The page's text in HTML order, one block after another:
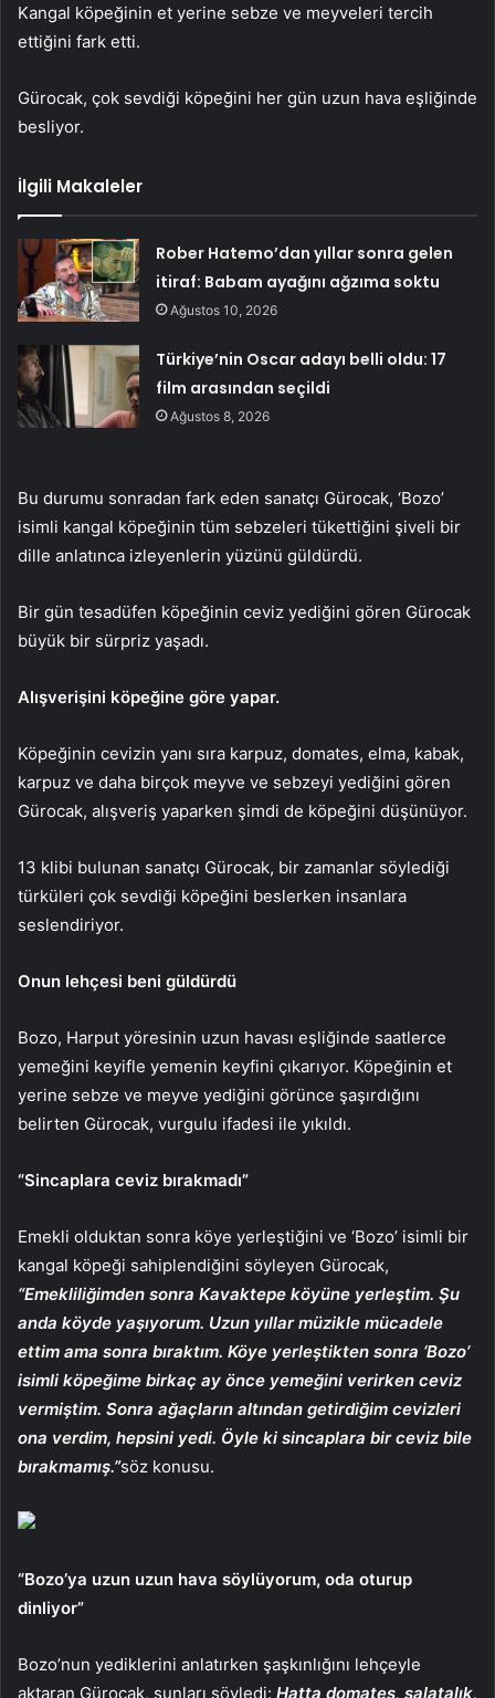
Kangal köpeğinin et yerine sebze ve meyveleri tercih
ettiğini fark etti.
Gürocak, çok sevdiği köpeğini her gün uzun hava eşliğinde
besliyor.
İlgili Makaleler
Rober Hatemo’dan yıllar sonra gelen
itiraf: Babam ayağını ağzıma soktu
Ağustos 10, 2026
Türkiye’nin Oscar adayı belli oldu: 17
film arasından seçildi
Ağustos 8, 2026
Bu durumu sonradan fark eden sanatçı Gürocak, ‘Bozo’
isimli kangal köpeğinin tüm sebzeleri tükettiğini şiveli bir
dille anlatınca izleyenlerin yüzünü güldürdü.
Bir gün tesadüfen köpeğinin ceviz yediğini gören Gürocak
büyük bir sürpriz yaşadı.
Alışverişini köpeğine göre yapar.
Köpeğinin cevizin yanı sıra karpuz, domates, elma, kabak,
karpuz ve daha birçok meyve ve sebzeyi yediğini gören
Gürocak, alışveriş yaparken şimdi de köpeğini düşünüyor.
13 klibi bulunan sanatçı Gürocak, bir zamanlar söylediği
türküleri çok sevdiği köpeğini beslerken insanlara
seslendiriyor.
Onun lehçesi beni güldürdü
Bozo, Harput yöresinin uzun havası eşliğinde saatlerce
yemeğini keyifle yemenin keyfini çıkarıyor. Köpeğinin et
yerine sebze ve meyve yediğini görünce şaşırdığını
belirten Gürocak, vurgulu ifadesi ile yıkıldı.
“Sincaplara ceviz bırakmadı”
Emekli olduktan sonra köye yerleştiğini ve ‘Bozo’ isimli bir
kangal köpeği sahiplendiğini söyleyen Gürocak,
“Emekliliğimden sonra Kavaktepe köyüne yerleştim. Şu
anda köyde yaşıyorum. Uzun yıllar müzikle mücadele
ettim ama sonra bıraktım. Köye yerleştikten sonra ‘Bozo’
isimli köpeğime birkaç ay önce yemeğini verirken ceviz
vermiştim. Sonra ağaçların altından getirdiğim cevizleri
ona verdim, hepsini yedi. Öyle ki sincaplara bir ceviz bile
bırakmamış.”söz konusu.
“Bozo’ya uzun uzun hava söylüyorum, oda oturup
dinliyor”
Bozo’nun yediklerini anlatırken şaşkınlığını lehçeyle
aktaran Gürocak, şunları söyledi: Hatta domates, salatalık,